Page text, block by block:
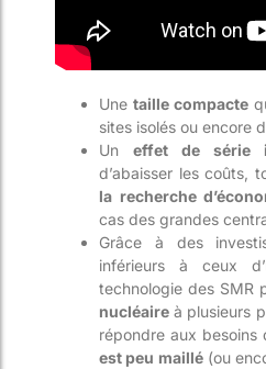
Une taille compacte
sites isolés ou encore
Un effet de série
d’abaisser les coûts,
la recherche
cas des grandes
Grâce à des
inférieurs à ceux
technologie des SMR
nucléaire à plusieurs
répondre aux besoins
est peu maillé(ou